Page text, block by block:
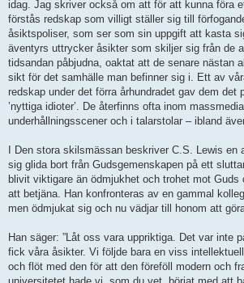
idag. Jag skriver också om att för att kunna föra
förstås redskap som villigt ställer sig till
åsiktspoliser, som ser som sin uppgift att kasta
äventyrs uttrycker åsikter som skiljer sig från de
tidsandan påbjudna, oaktat att de senare nästan
sikt för det samhälle man befinner sig i. Ett av
redskap under det förra århundradet gav dem det
’nyttiga idioter’. De återfinns ofta inom
underhållningsscener och i talarstolar – ibland
I Den stora skilsmässan beskriver C.S. Lewis
sig glida bort från Gudsgemenskapen på ett
blivit viktigare än ödmjukhet och trohet mot Guds
att betjäna. Han konfronteras av en gammal
men ödmjukat sig och nu vädjar till honom att
Han säger: ”Låt oss vara uppriktiga. Det var inte
fick våra åsikter. Vi följde bara en viss
och flöt med den för att den föreföll modern och